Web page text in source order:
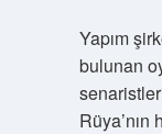
Yapım
bulunan